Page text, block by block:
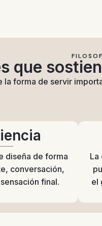
que
la forma de servir
diseña de forma
conversación,
final.
La
el